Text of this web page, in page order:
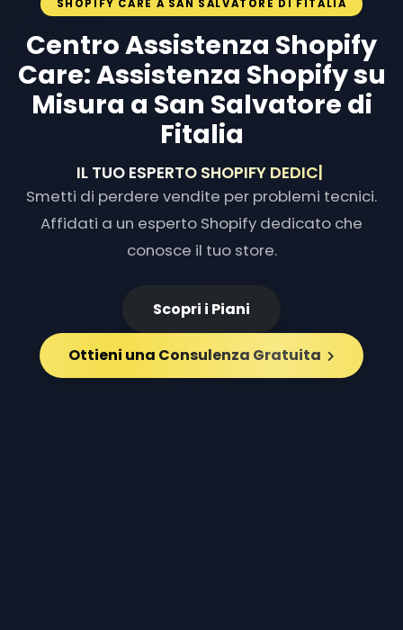
SHOPIFY CARE A SAN SALVATORE DI FITALIA
Centro Assistenza Shopify
Care: Assistenza Shopify su
Misura a San Salvatore di
Fitalia
IL TUO ESPERTO SHOPIFY DEDICATO
Smetti di perdere vendite per problemi tecnici.
Affidati a un esperto Shopify dedicato che
conosce il tuo store.
Scopri i Piani
Ottieni una Consulenza Gratuita